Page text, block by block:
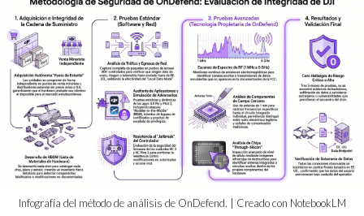
Infografía del método de análisis de OnDefend. | Creado con NotebookLM